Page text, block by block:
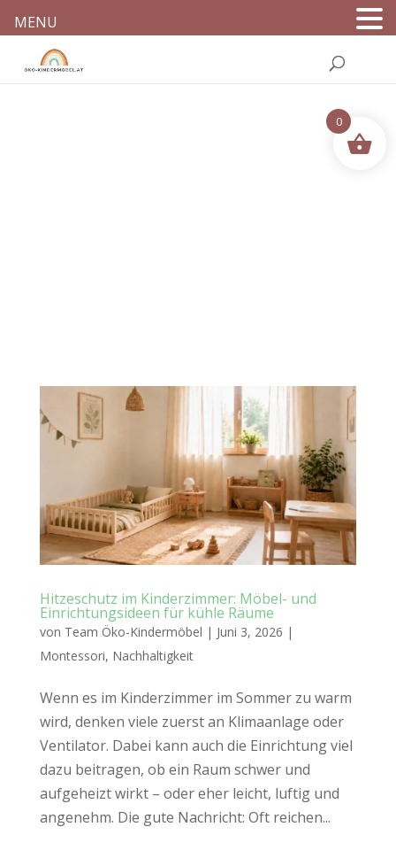
Hitzeschutz im Kinderzimmer: Möbel- und
Einrichtungsideen für kühle Räume
von Team Öko-Kindermöbel | Juni 3, 2026 |
Montessori, Nachhaltigkeit
Wenn es im Kinderzimmer im Sommer zu warm
wird, denken viele zuerst an Klimaanlage oder
Ventilator. Dabei kann auch die Einrichtung viel
dazu beitragen, ob ein Raum schwer und
aufgeheizt wirkt – oder eher leicht, luftig und
angenehm. Die gute Nachricht: Oft reichen...
MENU
0